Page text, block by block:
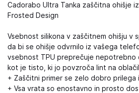
Cadorabo Ultra Tanka zaščitna ohišje
Frosted Design
Vsebnost silikona v zaščitnem ohišju v
da bi se ohišje odvrnilo iz vašega
vsebnost TPU preprečuje nepotrebno
kot je tisto, ki jo povzroča lint na
+ Zaščitni primer se zelo dobro prilega
+ Vsa vrata so enostavno in prosto